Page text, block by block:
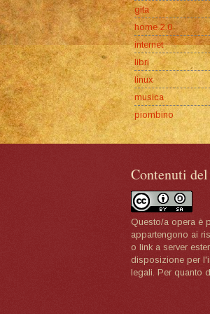
gita
home 2.0
internet
libri
linux
musica
piombino
Contenuti
Questo/a opera è
appartengono ai
o link a server
disposizione per
legali. Per quanto